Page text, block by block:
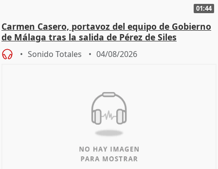
01:44
Carmen Casero, portavoz del equipo de Gobierno
de Málaga tras la salida de Pérez de Siles
Sonido Totales 04/08/2026